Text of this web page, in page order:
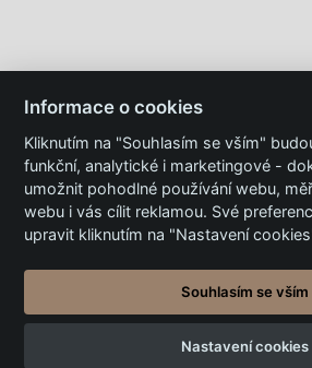
Informace o cookies
Kliknutím na "Souhlasím se vším"
funkční, analytické i marketingové -
umožnit pohodlné používání webu,
webu i vás cílit reklamou. Své
upravit kliknutím na "Nastavení
Souhlasím se vším
Nastavení cookies